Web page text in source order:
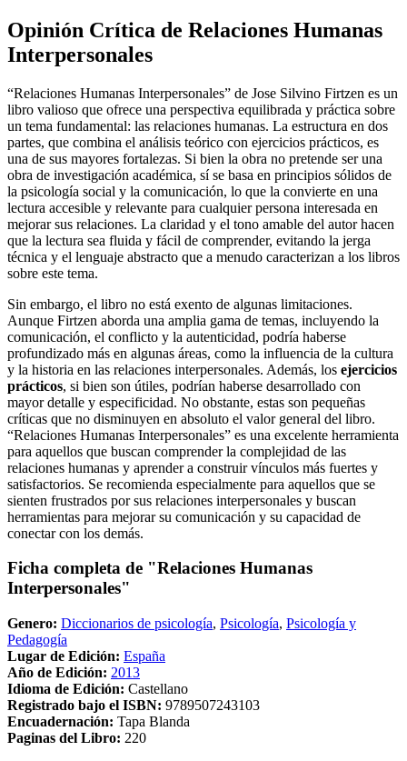
Opinión Crítica de Relaciones Humanas
Interpersonales
“Relaciones Humanas Interpersonales” de Jose Silvino Firtzen es un
libro valioso que ofrece una perspectiva equilibrada y práctica sobre
un tema fundamental: las relaciones humanas. La estructura en dos
partes, que combina el análisis teórico con ejercicios prácticos, es
una de sus mayores fortalezas. Si bien la obra no pretende ser una
obra de investigación académica, sí se basa en principios sólidos de
la psicología social y la comunicación, lo que la convierte en una
lectura accesible y relevante para cualquier persona interesada en
mejorar sus relaciones. La claridad y el tono amable del autor hacen
que la lectura sea fluida y fácil de comprender, evitando la jerga
técnica y el lenguaje abstracto que a menudo caracterizan a los libros
sobre este tema.
Sin embargo, el libro no está exento de algunas limitaciones.
Aunque Firtzen aborda una amplia gama de temas, incluyendo la
comunicación, el conflicto y la autenticidad, podría haberse
profundizado más en algunas áreas, como la influencia de la cultura
y la historia en las relaciones interpersonales. Además, los ejercicios
prácticos, si bien son útiles, podrían haberse desarrollado con
mayor detalle y especificidad. No obstante, estas son pequeñas
críticas que no disminuyen en absoluto el valor general del libro.
“Relaciones Humanas Interpersonales” es una excelente herramienta
para aquellos que buscan comprender la complejidad de las
relaciones humanas y aprender a construir vínculos más fuertes y
satisfactorios. Se recomienda especialmente para aquellos que se
sienten frustrados por sus relaciones interpersonales y buscan
herramientas para mejorar su comunicación y su capacidad de
conectar con los demás.
Ficha completa de "Relaciones Humanas
Interpersonales"
Genero: Diccionarios de psicología, Psicología, Psicología y
Pedagogía
Lugar de Edición: España
Año de Edición: 2013
Idioma de Edición: Castellano
Registrado bajo el ISBN: 9789507243103
Encuadernación: Tapa Blanda
Paginas del Libro: 220